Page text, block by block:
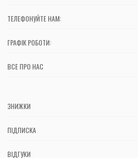
ТЕЛЕФОНУЙТЕ НАМ:
ГРАФІК РОБОТИ:
ВСЕ ПРО НАС
ЗНИЖКИ
ПІДПИСКА
ВІДГУКИ